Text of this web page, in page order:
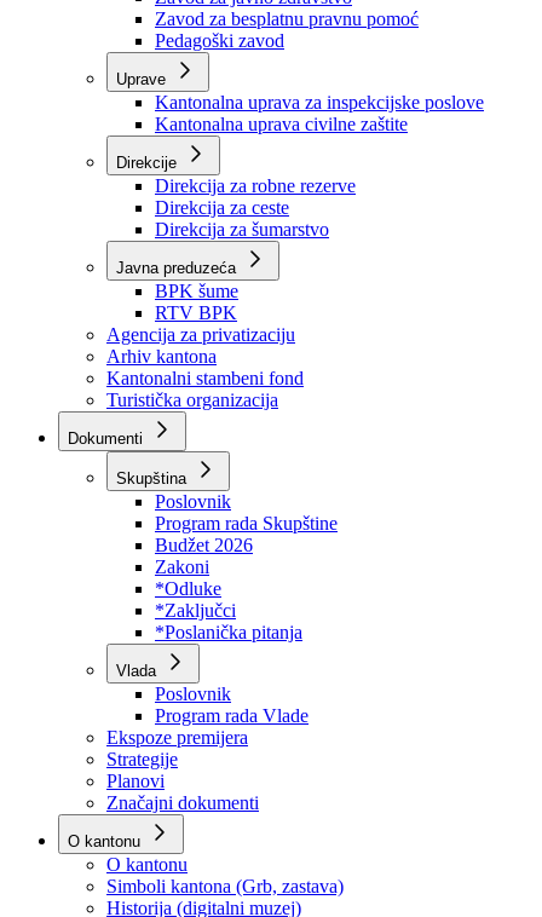
Zavodi
Zavod zdravstvenog osiguranja
Zavod za javno zdravstvo
Zavod za besplatnu pravnu pomoć
Pedagoški zavod
Kantonalna uprava za inspekcijske poslove
Kantonalna uprava civilne zaštite
Direkcije
Direkcija za robne rezerve
Direkcija za ceste
Direkcija za šumarstvo
Javna preduzeća
BPK šume
RTV BPK
Agencija za privatizaciju
Arhiv kantona
Kantonalni stambeni fond
Turistička organizacija
Dokumenti
Skupština
Poslovnik
Program rada Skupštine
Budžet 2026
Zakoni
*Odluke
*Zaključci
*Poslanička pitanja
Vlada
Poslovnik
Program rada Vlade
Ekspoze premijera
Strategije
Planovi
Značajni dokumenti
O kantonu